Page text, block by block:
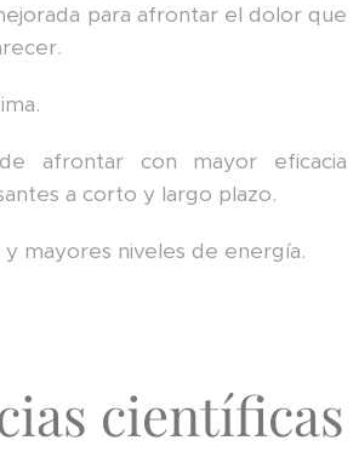
para afrontar el dolor que
afrontar con mayor eficacia
a corto y largo plazo.
y mayores niveles de energía.
científicas